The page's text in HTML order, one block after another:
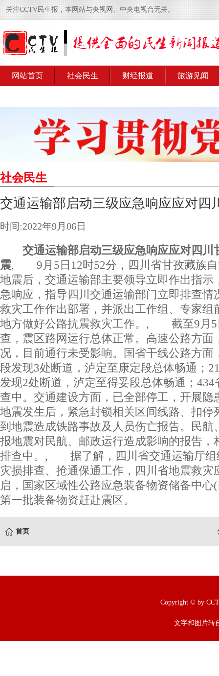
关注CCTV民生报，本网站与央视网、中央电视台无关。
网站首页 社会民生 财经报道 旅游见闻
社会民生
交通运输部启动三级应急响应应对四
时间:2022年9月06日
交通运输部启动三级应急响应应对四川
震, 9月5日12时52分，四川省甘孜藏族自
地震后，交通运输部主要领导立即作出指示
急响应，指导四川交通运输部门立即排查情
救灾工作作出部署，并派出工作组、专家组
地方做好公路抗震救灾工作。, 截至9月5
查，震区路网运行总体正常。高速公路方面
况，目前通行未受影响。国省干线公路方面
段发现3处断道，泸定至康定段总体畅通；
发现2处断道，泸定至得妥段总体畅通；
查中。交通建设方面，已全部停工，开展隐
地震发生后，紧急封锁相关区间线路、扣停
到地震造成铁路事故及人员伤亡报告。民航
报地震对民航、邮政运行造成影响的报告，
排查中。, 据了解，四川省交通运输厅组
灾损排查、抢通保通工作，四川省地震救灾
启，国家区域性公路应急装备物资储备中
第一批装备物资赶赴震区。
首页
Copyright © by
文字和图片转